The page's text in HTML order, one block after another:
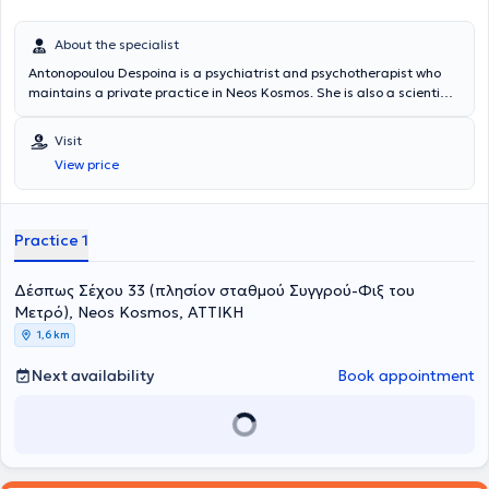
About the specialist
Antonopoulou Despoina is a psychiatrist and psychotherapist who
maintains a private practice in Neos Kosmos. She is also a scientific
Aeginiteio Hospital. She graduated from the Medical School of
Aristotle University of Thessaloniki. She specialized in adult
psychiatry at Aeginiteio Hospital and the Hellenic Center for Mental
Health and Research.
Visit
View price
Practice 1
Δέσπως Σέχου 33 (πλησίον σταθμού Συγγρού-Φιξ του
Μετρό), Neos Kosmos, ΑΤΤΙΚΗ
1,6 km
Next availability Book appointment